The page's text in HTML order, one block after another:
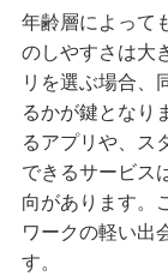
年齢層によって
のしやすさは大
リを選ぶ場合、
るかが鍵となり
るアプリや、ス
できるサービス
向があります。
ワークの軽い出
す。